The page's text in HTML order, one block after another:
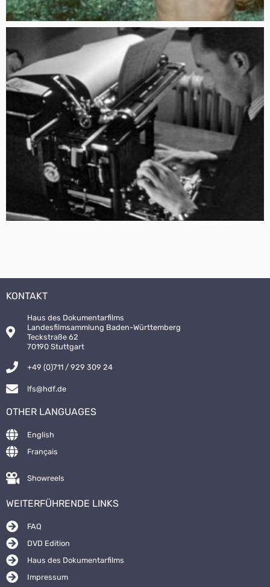
KONTAKT
Haus des Dokumentarfilms
Landesfilmsammlung Baden-Württemberg
Teckstraße 62
70190 Stuttgart
+49 (0)711 / 929 309 24
lfs@hdf.de
OTHER LANGUAGES
English
Français
Showreels
WEITERFÜHRENDE LINKS
FAQ
DVD Edition
Haus des Dokumentarfilms
Impressum